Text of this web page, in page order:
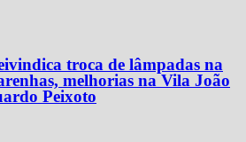
troca de lâmpadas na
melhorias na Vila João
Peixoto